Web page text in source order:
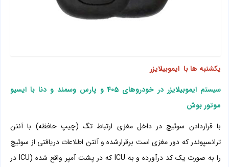
یکشنبه ها با ایموبیلایزر
سیستم ایموبیلایزر در خودروهای 405 و پارس وسمند و دنا با ایسیو
موتور بوش
با قراردادن سوئیچ در داخل مغزی ارتباط تگ (چیپ حافظه) با آنتن
ترانسپوندر که دور مغزی است برقرارشده و آنتن اطلاعات دریافتی از سوئیچ
را به صورت یک کد درآورده و به ICU که در پشت آمپر واقع شده (ICUدر